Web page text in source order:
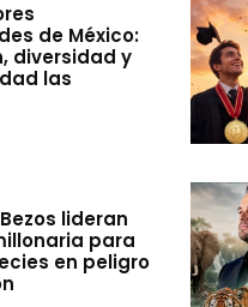
de México:
diversidad y
las
lideran
para
en peligro